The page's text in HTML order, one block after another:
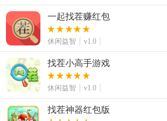
一起找茬赚红包
休闲益智 v1.0
找茬小高手游戏
休闲益智 v1.0
找茬神器红包版